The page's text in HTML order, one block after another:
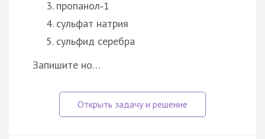
пропанол‑1
сульфат натрия
сульфид серебра
Запишите но…